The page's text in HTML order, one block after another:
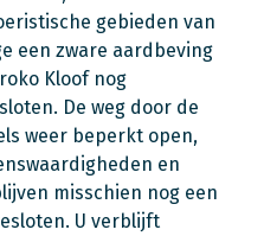
gebieden van
een zware aardbeving
Kloof nog
De weg door de
weer beperkt open,
en
misschien nog een
U verblijft